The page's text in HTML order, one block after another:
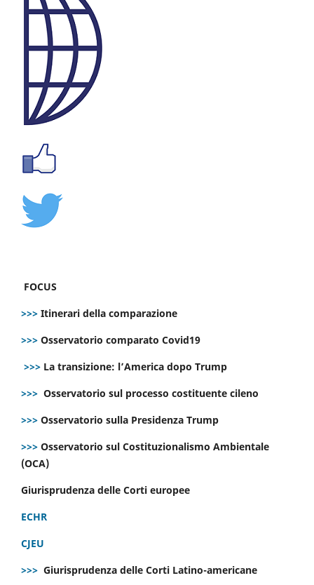
FOCUS
>>> Itinerari della comparazione
>>> Osservatorio comparato Covid19
>>> La transizione: l’America dopo Trump
>>> Osservatorio sul processo costituente cileno
>>> Osservatorio sulla Presidenza Trump
>>> Osservatorio sul Costituzionalismo Ambientale
(OCA)
Giurisprudenza delle Corti europee
ECHR
CJEU
>>> Giurisprudenza delle Corti Latino-americane